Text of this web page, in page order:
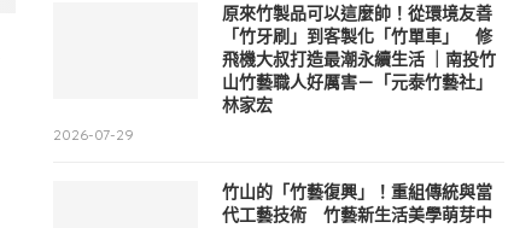
原來竹製品可以這麼帥！從環境友善
「竹牙刷」到客製化「竹單車」 修
飛機大叔打造最潮永續生活 ｜南投竹
山竹藝職人好厲害－「元泰竹藝社」
林家宏
2026-07-29
竹山的「竹藝復興」！重組傳統與當
代工藝技術 竹藝新生活美學萌芽中